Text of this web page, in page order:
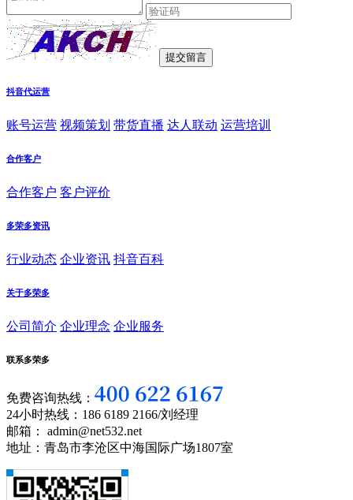
抖音代运营
账号运营 视频策划 带货直播 达人联动 运营培训
合作客户
合作客户 客户评价
多荣多资讯
行业动态 企业资讯 抖音百科
关于多荣多
公司简介 企业理念 企业服务
联系多荣多
免费咨询热线：
24小时热线：186 6189 2166/刘经理
邮箱： admin@net532.net
地址：青岛市李沧区中海国际广场1807室